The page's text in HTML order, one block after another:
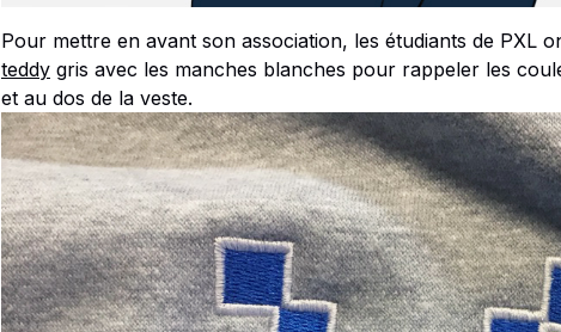
Pour mettre en avant son association, les étudiants de PXL
teddygris avec les manches blanches pour rappeler les
et au dos de la veste.